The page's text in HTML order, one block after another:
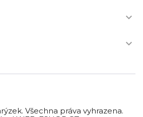


Všechna práva vyhrazena.